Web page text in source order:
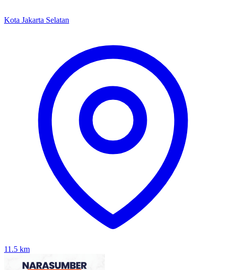
Kota Jakarta Selatan
11.5 km